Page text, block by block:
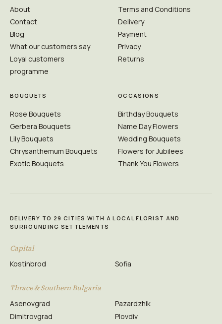
About
Contact
Blog
What our customers say
Loyal customers
programme
Terms and Conditions
Delivery
Payment
Privacy
Returns
BOUQUETS
Rose Bouquets
Gerbera Bouquets
Lily Bouquets
Chrysanthemum Bouquets
Exotic Bouquets
OCCASIONS
Birthday Bouquets
Name Day Flowers
Wedding Bouquets
Flowers for Jubilees
Thank You Flowers
DELIVERY TO 29 CITIES WITH A LOCAL FLORIST AND
SURROUNDING SETTLEMENTS
Capital
Kostinbrod Sofia
Thrace & Southern Bulgaria
Asenovgrad
Dimitrovgrad
Pazardzhik
Plovdiv